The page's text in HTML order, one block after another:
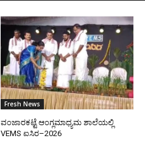
Fresh News
ವಂಜಾರಕಟ್ಟೆ ಆಂಗ್ಲಮಾಧ್ಯಮ ಶಾಲೆಯಲ್ಲಿ
VEMS ಐಸಿರ–2026